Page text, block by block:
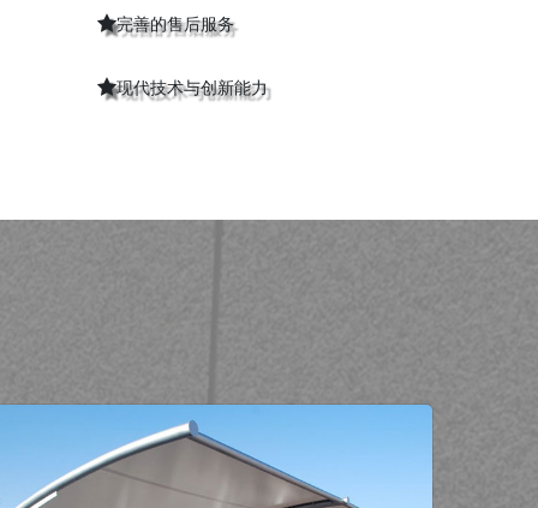
完善的售后服务
现代技术与创新能力